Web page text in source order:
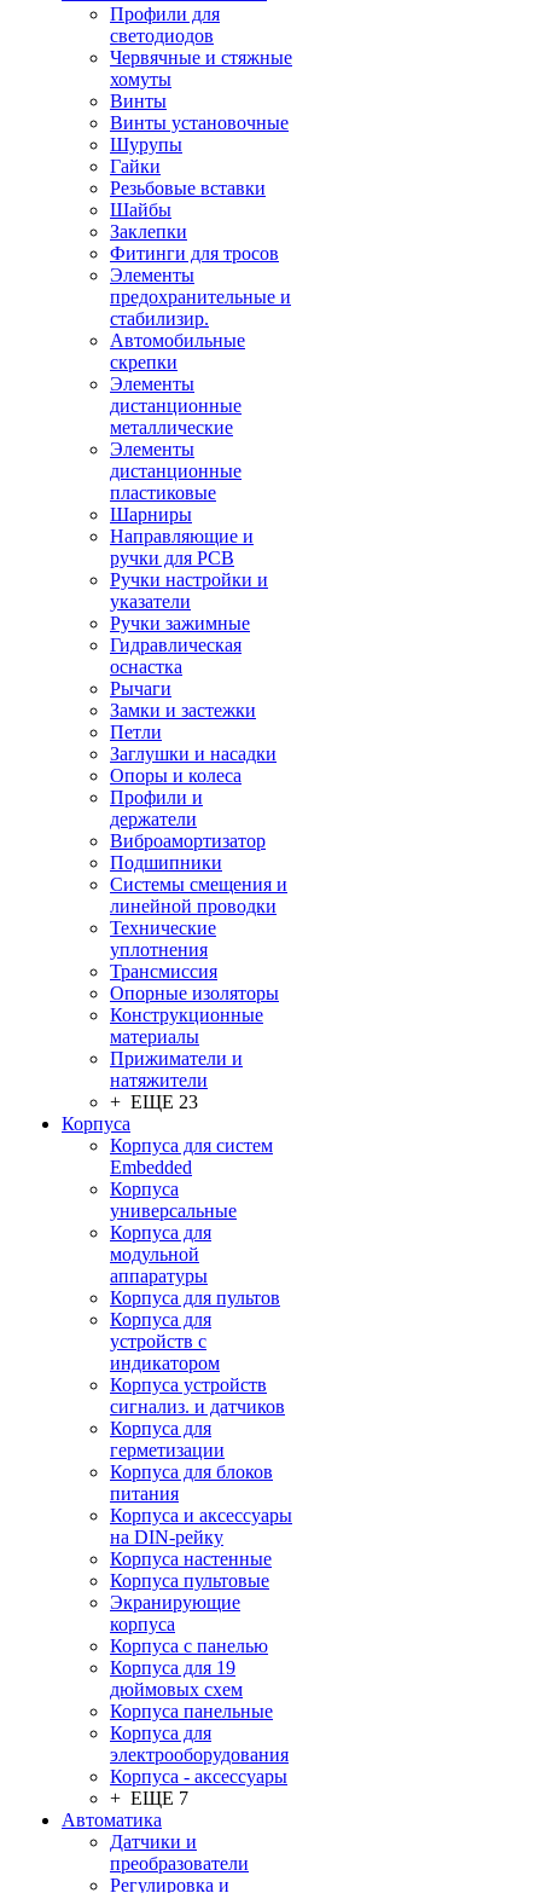
Профили для
светодиодов
Червячные и стяжные
хомуты
Винты
Винты установочные
Шурупы
Гайки
Резьбовые вставки
Шайбы
Заклепки
Фитинги для тросов
Элементы
предохранительные и
стабилизир.
Автомобильные
скрепки
Элементы
дистанционные
металлические
Элементы
дистанционные
пластиковые
Шарниры
Направляющие и
ручки для PCB
Ручки настройки и
указатели
Ручки зажимные
Гидравлическая
оснастка
Рычаги
Замки и застежки
Петли
Заглушки и насадки
Опоры и колеса
Профили и
держатели
Виброамортизатор
Подшипники
Системы смещения и
линейной проводки
Технические
уплотнения
Трансмиссия
Опорные изоляторы
Конструкционные
материалы
Прижиматели и
натяжители
+ ЕЩЕ 23
Корпуса
Корпуса для систем
Embedded
Корпуса
универсальные
Корпуса для
модульной
аппаратуры
Корпуса для пультов
Корпуса для
устройств с
индикатором
Корпуса устройств
сигнализ. и датчиков
Корпуса для
герметизации
Корпуса для блоков
питания
Корпуса и аксессуары
на DIN-рейку
Корпуса настенные
Корпуса пультовые
Экранирующие
корпуса
Корпуса с панелью
Корпуса для 19
дюймовых схем
Корпуса панельные
Корпуса для
электрооборудования
Корпуса - аксессуары
+ ЕЩЕ 7
Автоматика
Датчики и
преобразователи
Регулировка и